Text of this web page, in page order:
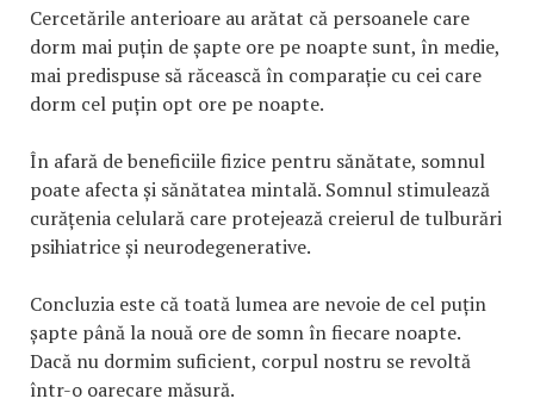
Cercetările anterioare au arătat că persoanele care
dorm mai puțin de șapte ore pe noapte sunt, în medie,
mai predispuse să răcească în comparație cu cei care
dorm cel puțin opt ore pe noapte.
În afară de beneficiile fizice pentru sănătate, somnul
poate afecta și sănătatea mintală. Somnul stimulează
curățenia celulară care protejează creierul de tulburări
psihiatrice și neurodegenerative.
Concluzia este că toată lumea are nevoie de cel puțin
șapte până la nouă ore de somn în fiecare noapte.
Dacă nu dormim suficient, corpul nostru se revoltă
într-o oarecare măsură.